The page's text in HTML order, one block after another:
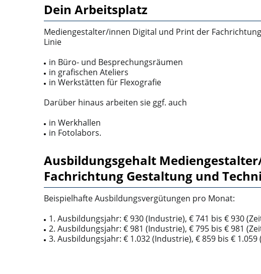
Dein Arbeitsplatz
Mediengestalter/innen Digital und Print der
Linie
in Büro- und Besprechungsräumen
in grafischen Ateliers
in Werkstätten für Flexografie
Darüber hinaus arbeiten sie ggf. auch
in Werkhallen
in Fotolabors.
Ausbildungsgehalt
Fachrichtung Gestaltung und
Beispielhafte Ausbildungsvergütungen pro Monat:
1. Ausbildungsjahr: € 930 (Industrie), € 741 bis € 930
2. Ausbildungsjahr: € 981 (Industrie), € 795 bis € 981
3. Ausbildungsjahr: € 1.032 (Industrie), € 859 bis €